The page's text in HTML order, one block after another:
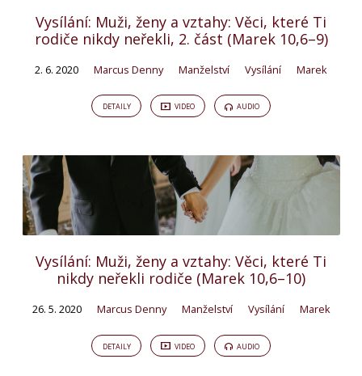
Vysílání: Muži, ženy a vztahy: Věci, které Ti
rodiče nikdy neřekli, 2. část (Marek 10,6–9)
2. 6. 2020 Marcus Denny Manželství Vysílání Marek
DETAILY VIDEO AUDIO
Vysílání: Muži, ženy a vztahy: Věci, které Ti
nikdy neřekli rodiče (Marek 10,6–10)
26. 5. 2020 Marcus Denny Manželství Vysílání Marek
DETAILY VIDEO AUDIO